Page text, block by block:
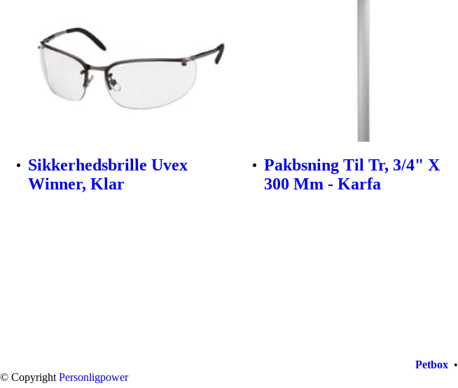
Sikkerhedsbrille Uvex
Winner, Klar
Pakbsning Til Tr, 3/4" X
300 Mm - Karfa
Petbox•
© Copyright Personligpower